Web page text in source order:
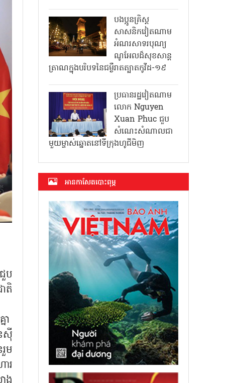
ប
តិ
ា
ស៊ី
ម
រ
បងប្អូនគ្រិស្ត
សាសនិកវៀតណាម
អំណរសាទរបុណ្យ
ណូអែលដ៏សុខសាន្ត
ត្រាណក្នុងបរិបទនៃជម្ងឺរាតត្បាតកូវីដ-១៩
ប្រធានរដ្ឋវៀតណាម
លោក Nguyen
Xuan Phuc ជួប
សំណេះសំណាលជា
មួយម្ចាស់ឆ្នោតនៅទីក្រុងហូជីមិញ
អាន​កាសែត​បោះពុម្ភ